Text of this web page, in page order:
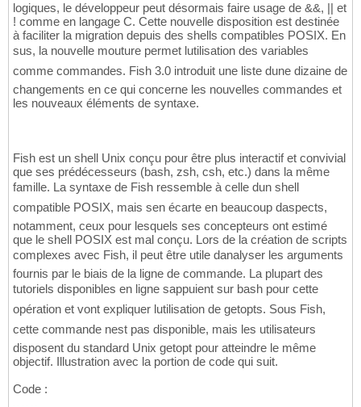
logiques, le développeur peut désormais faire usage de &&, || et
! comme en langage C. Cette nouvelle disposition est destinée
à faciliter la migration depuis des shells compatibles POSIX. En
sus, la nouvelle mouture permet lutilisation des variables
comme commandes. Fish 3.0 introduit une liste dune dizaine de
changements en ce qui concerne les nouvelles commandes et
les nouveaux éléments de syntaxe.
Fish est un shell Unix conçu pour être plus interactif et convivial
que ses prédécesseurs (bash, zsh, csh, etc.) dans la même
famille. La syntaxe de Fish ressemble à celle dun shell
compatible POSIX, mais sen écarte en beaucoup daspects,
notamment, ceux pour lesquels ses concepteurs ont estimé
que le shell POSIX est mal conçu. Lors de la création de scripts
complexes avec Fish, il peut être utile danalyser les arguments
fournis par le biais de la ligne de commande. La plupart des
tutoriels disponibles en ligne sappuient sur bash pour cette
opération et vont expliquer lutilisation de getopts. Sous Fish,
cette commande nest pas disponible, mais les utilisateurs
disposent du standard Unix getopt pour atteindre le même
objectif. Illustration avec la portion de code qui suit.
Code :